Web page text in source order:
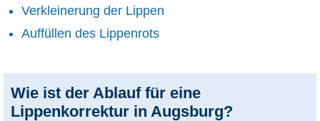
Verkleinerung der Lippen
Auffüllen des Lippenrots
Wie ist der Ablauf für eine
Lippenkorrektur in Augsburg?